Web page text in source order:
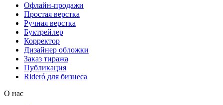
Офлайн-продажи
Простая верстка
Ручная верстка
Буктрейлер
Корректор
Дизайнер обложки
Заказ тиража
Публикация
Rideró для бизнеса
О нас